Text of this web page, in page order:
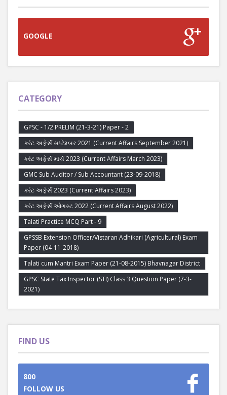
GOOGLE
CATEGORY
GPSC - 1/2 PRELIM (21-3-21) Paper - 2
કરંટ અફેર્સ સપ્ટેમ્બર 2021 (Current Affairs September 2021)
કરંટ અફેર્સ માર્ચ 2023 (Current Affairs March 2023)
GMC Sub Auditor / Sub Accountant (23-09-2018)
કરંટ અફેર્સ 2023 (Current Affairs 2023)
કરંટ અફેર્સ ઓગસ્ટ 2022 (Current Affairs August 2022)
Talati Practice MCQ Part - 9
GPSSB Extension Officer/Vistaran Adhikari (Agricultural) Exam
Paper (04-11-2018)
Talati cum Mantri Exam Paper (21-08-2015) Bhavnagar District
GPSC State Tax Inspector (STI) Class 3 Question Paper (7-3-
2021)
FIND US
800
FOLLOW US